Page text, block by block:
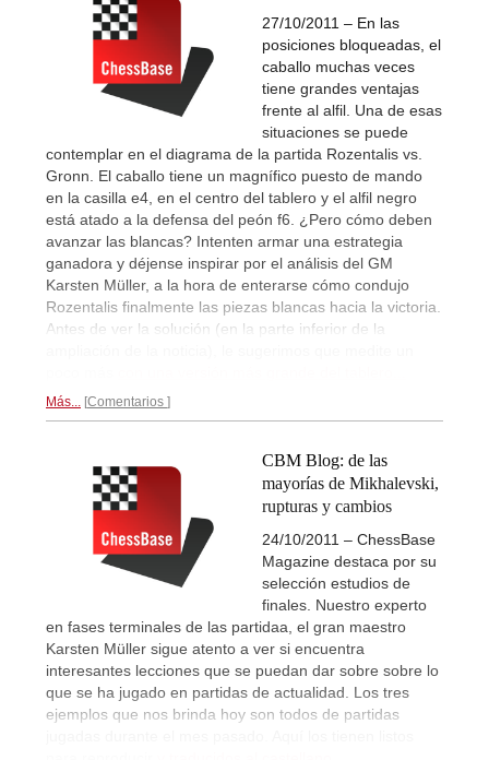
27/10/2011 – En las
posiciones bloqueadas, el
caballo muchas veces
tiene grandes ventajas
frente al alfil. Una de esas
situaciones se puede
contemplar en el diagrama de la partida Rozentalis vs.
Gronn. El caballo tiene un magnífico puesto de mando
en la casilla e4, en el centro del tablero y el alfil negro
está atado a la defensa del peón f6. ¿Pero cómo deben
avanzar las blancas? Intenten armar una estrategia
ganadora y déjense inspirar por el análisis del GM
Karsten Müller, a la hora de enterarse cómo condujo
Rozentalis finalmente las piezas blancas hacia la victoria.
Antes de ver la solución (en la parte inferior de la
Más... Comentarios
CBM Blog: de las
mayorías de Mikhalevski,
rupturas y cambios
24/10/2011 – ChessBase
Magazine destaca por su
selección estudios de
finales. Nuestro experto
en fases terminales de las partidaa, el gran maestro
Karsten Müller sigue atento a ver si encuentra
interesantes lecciones que se puedan dar sobre sobre lo
que se ha jugado en partidas de actualidad. Los tres
ejemplos que nos brinda hoy son todos de partidas